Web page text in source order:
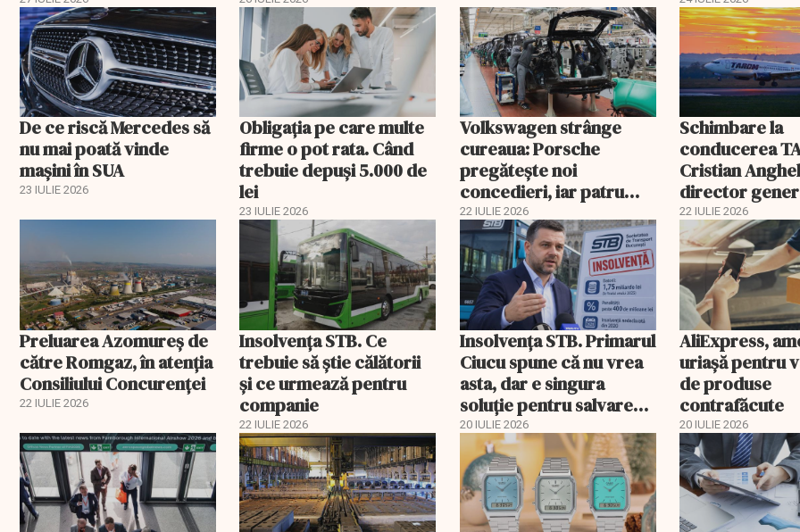
De ce riscă Mercedes să
nu mai poată vinde
mașini în SUA
23 IULIE 2026
Obligația pe care multe
firme o pot rata. Când
trebuie depuși 5.000 de
lei
23 IULIE 2026
Volkswagen strânge
cureaua: Porsche
pregătește noi
concedieri, iar patru
fabrici din Germania
riscă închiderea
22 IULIE 2026
Schimbare la
conducerea
Cristian
director
interimar.
Costaș,
22 IULIE 2026
Preluarea Azomureş de
către Romgaz, în atenţia
Consiliului Concurenţei
22 IULIE 2026
Insolvenţa STB. Ce
trebuie să ştie călătorii
şi ce urmează pentru
companie
22 IULIE 2026
Insolvenţa STB. Primarul
Ciucu spune că nu vrea
asta, dar e singura
soluţie pentru salvarea
companiei
20 IULIE 2026
AliExpress,
uriaşă pentru
de produse
contrafăcute
20 IULIE 2026